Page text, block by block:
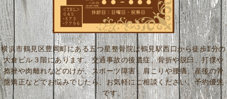
横浜市鶴見区豊岡町にある五つ星整骨院は鶴見駅西口から徒歩1分の
大倉ビル３階にあります。交通事故の後遺症、骨折や脱臼、打撲や
捻挫や肉離れなどのけが、スポーツ障害、肩こりや腰痛、産後の骨
盤矯正などでお悩みでしたら、お気軽にご相談ください。予約優先
です。